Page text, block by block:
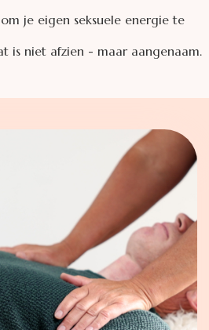
je eigen seksuele energie te
is niet afzien - maar aangenaam.